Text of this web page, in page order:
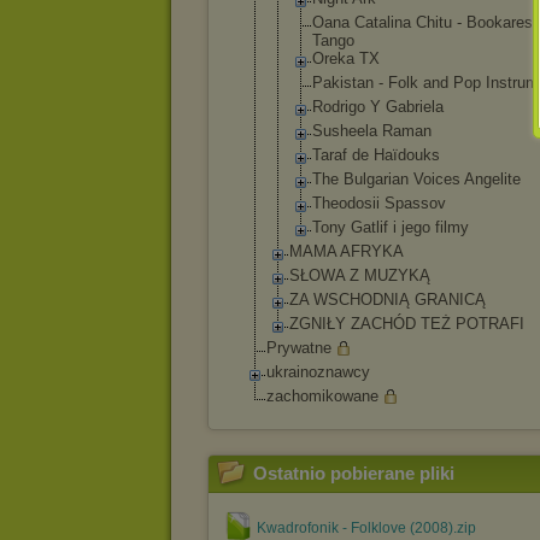
Oana Catalina Chitu - Bookarest
Tango
Oreka TX
Pakistan - Folk and Pop
Rodrigo Y Gabriela
Susheela Raman
Taraf de Haïdouks
The Bulgarian Voices Angelite
Theodosii Spassov
Tony Gatlif i jego filmy
MAMA AFRYKA
SŁOWA Z MUZYKĄ
ZA WSCHODNIĄ GRANICĄ
ZGNIŁY ZACHÓD TEŻ POTRAFI
Prywatne
ukrainoznawcy
zachomikowane
Ostatnio pobierane pliki
Kwadrofonik - Folklove (2008).zip